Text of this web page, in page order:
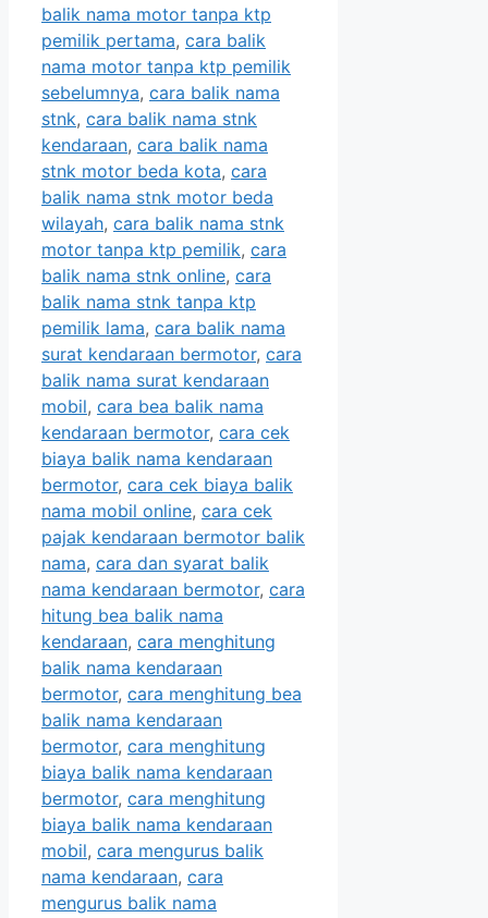
balik nama motor tanpa ktp
pemilik pertama, cara balik
nama motor tanpa ktp pemilik
sebelumnya, cara balik nama
stnk, cara balik nama stnk
kendaraan, cara balik nama
stnk motor beda kota, cara
balik nama stnk motor beda
wilayah, cara balik nama stnk
motor tanpa ktp pemilik, cara
balik nama stnk online, cara
balik nama stnk tanpa ktp
pemilik lama, cara balik nama
surat kendaraan bermotor, cara
balik nama surat kendaraan
mobil, cara bea balik nama
kendaraan bermotor, cara cek
biaya balik nama kendaraan
bermotor, cara cek biaya balik
nama mobil online, cara cek
pajak kendaraan bermotor balik
nama, cara dan syarat balik
nama kendaraan bermotor, cara
hitung bea balik nama
kendaraan, cara menghitung
balik nama kendaraan
bermotor, cara menghitung bea
balik nama kendaraan
bermotor, cara menghitung
biaya balik nama kendaraan
bermotor, cara menghitung
biaya balik nama kendaraan
mobil, cara mengurus balik
nama kendaraan, cara
mengurus balik nama